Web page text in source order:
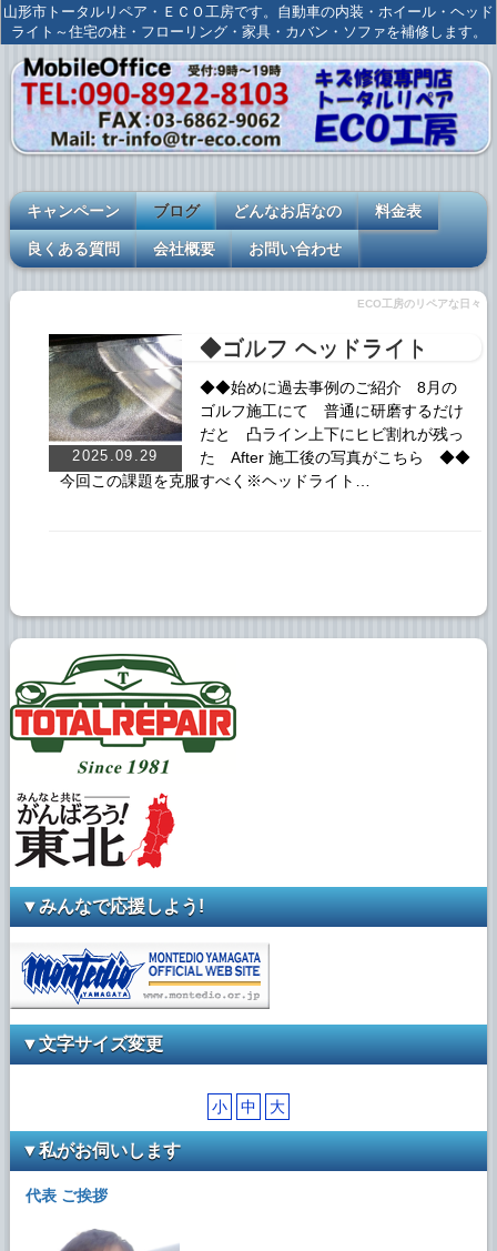
山形市トータルリペア・ＥＣＯ工房です。自動車の内装・ホイール・ヘッド
ライト～住宅の柱・フローリング・家具・カバン・ソファを補修します。
キャンペーン ブログ どんなお店なの 料金表
良くある質問 会社概要 お問い合わせ
ECO工房のリペアな日々
2025.09.29
◆ゴルフ ヘッドライト
◆◆始めに過去事例のご紹介 8月の
ゴルフ施工にて 普通に研磨するだけ
だと 凸ライン上下にヒビ割れが残っ
た After 施工後の写真がこちら ◆◆
今回この課題を克服すべく※ヘッドライト…
▼みんなで応援しよう!
▼文字サイズ変更
小 中 大
▼私がお伺いします
代表 ご挨拶